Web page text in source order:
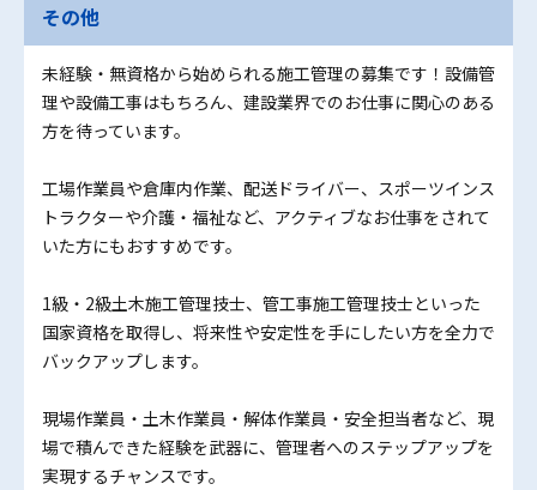
その他
未経験・無資格から始められる施工管理の募集です！設備管
理や設備工事はもちろん、建設業界でのお仕事に関心のある
方を待っています。
工場作業員や倉庫内作業、配送ドライバー、スポーツインス
トラクターや介護・福祉など、アクティブなお仕事をされて
いた方にもおすすめです。
1級・2級土木施工管理技士、管工事施工管理技士といった
国家資格を取得し、将来性や安定性を手にしたい方を全力で
バックアップします。
現場作業員・土木作業員・解体作業員・安全担当者など、現
場で積んできた経験を武器に、管理者へのステップアップを
実現するチャンスです。